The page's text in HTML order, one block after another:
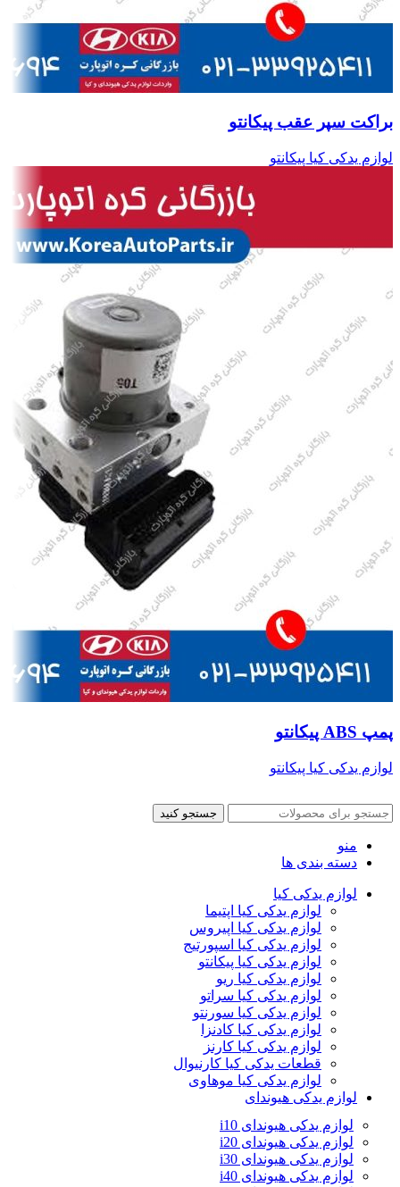
براکت سپر عقب پیکانتو
لوازم یدکی کیا پیکانتو
پمپ ABS پیکانتو
لوازم یدکی کیا پیکانتو
جستجو کنید
منو
دسته بندی ها
لوازم یدکی کیا
لوازم یدکی کیا اپتیما
لوازم یدکی کیا اپیروس
لوازم یدکی کیا اسپورتیج
لوازم یدکی کیا پیکانتو
لوازم یدکی کیا ریو
لوازم یدکی کیا سراتو
لوازم یدکی کیا سورنتو
لوازم یدکی کیا کادنزا
لوازم یدکی کیا کارنز
قطعات یدکی کیا کارنیوال
لوازم یدکی کیا موهاوی
لوازم یدکی هیوندای
لوازم یدکی هیوندای i10
لوازم یدکی هیوندای i20
لوازم یدکی هیوندای i30
لوازم یدکی هیوندای i40